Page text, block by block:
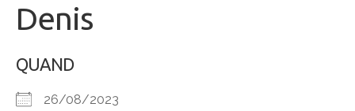
Denis
QUAND
26/08/2023